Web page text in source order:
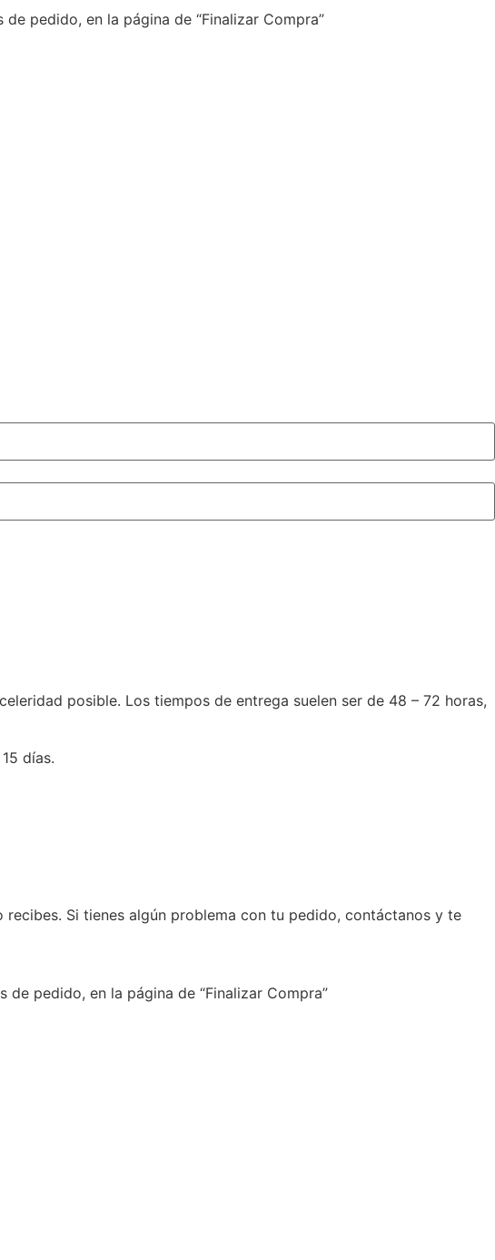
pedido, en la página de “Finalizar Compra”
posible. Los tiempos de entrega suelen ser de 48 – 72 horas,
días.
Si tienes algún problema con tu pedido, contáctanos y te
pedido, en la página de “Finalizar Compra”